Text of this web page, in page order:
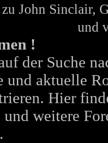
John Sinclair,
und
!
der Suche
und aktuelle
Hier
weitere